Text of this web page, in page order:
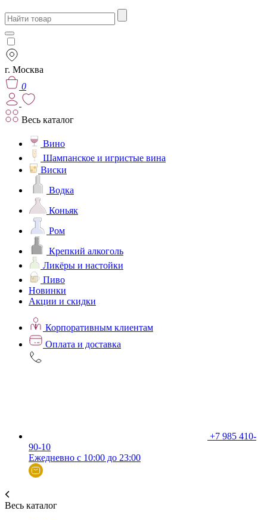
г. Москва
0
Весь каталог
Вино
Шампанское и игристые вина
Виски
Водка
Коньяк
Ром
Крепкий алкоголь
Ликёры и настойки
Пиво
Новинки
Акции и скидки
Корпоративным клиентам
Оплата и доставка
+7 985 410-
90-10
Ежедневно с 10:00 до 23:00
Весь каталог